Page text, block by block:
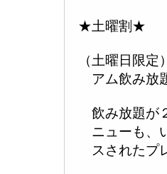
★土曜割★
（土曜日限
アム飲み放
飲み放題が
ニューも、
スされたプ